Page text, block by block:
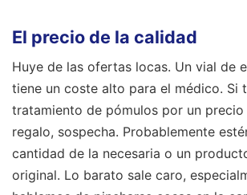
El precio de la calidad
Huye de las ofertas locas. Un vial de
tiene un coste alto para el médico. Si
tratamiento de pómulos por un precio
regalo, sospecha. Probablemente
cantidad de la necesaria o un
original. Lo barato sale caro,